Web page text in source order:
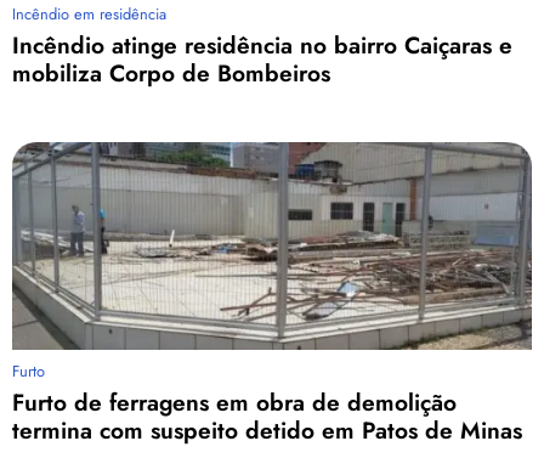
Incêndio em residência
Incêndio atinge residência no bairro Caiçaras e
mobiliza Corpo de Bombeiros
Furto
Furto de ferragens em obra de demolição
termina com suspeito detido em Patos de Minas